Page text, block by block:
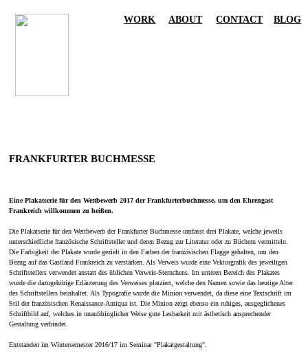
WORK ABOUT CONTACT BLOG
FRANKFURTER BUCHMESSE
Eine Plakatserie für den Wettbewerb 2017 der Frankfurterbuchmesse, um den Ehrengast
Frankreich willkommen zu heißen.
Die Plakatserie für den Wettbewerb der Frankfurter Buchmesse umfasst drei Plakate, welche jeweils
unterschiedliche französische Schriftsteller und deren Bezug zur Literatur oder zu Büchern vermitteln.
Die Farbigkeit der Plakate wurde gezielt in den Farben der französischen Flagge gehalten, um den
Bezug auf das Gastland Frankreich zu verstärken. Als Verweis wurde eine Vektorgrafik des jeweiligen
Schriftstellers verwendet anstatt des üblichen Verweis-Sternchens. Im unteren Bereich des Plakates
wurde die dazugehörige Erläuterung des Verweises platziert, welche den Namen sowie das heutige Alter
des Schriftstellers beinhaltet. Als Typografie wurde die Minion verwendet, da diese eine Textschrift im
Stil der französischen Renaissance-Antiqua ist. Die Minion zeigt ebenso ein ruhiges, ausgeglichenes
Schriftbild auf, welches in unaufdringlicher Weise gute Lesbarkeit mit ästhetisch ansprechender
Gestaltung verbindet.
Entstanden im Wintersemester 2016/17 im Seminar "Plakatgestaltung".